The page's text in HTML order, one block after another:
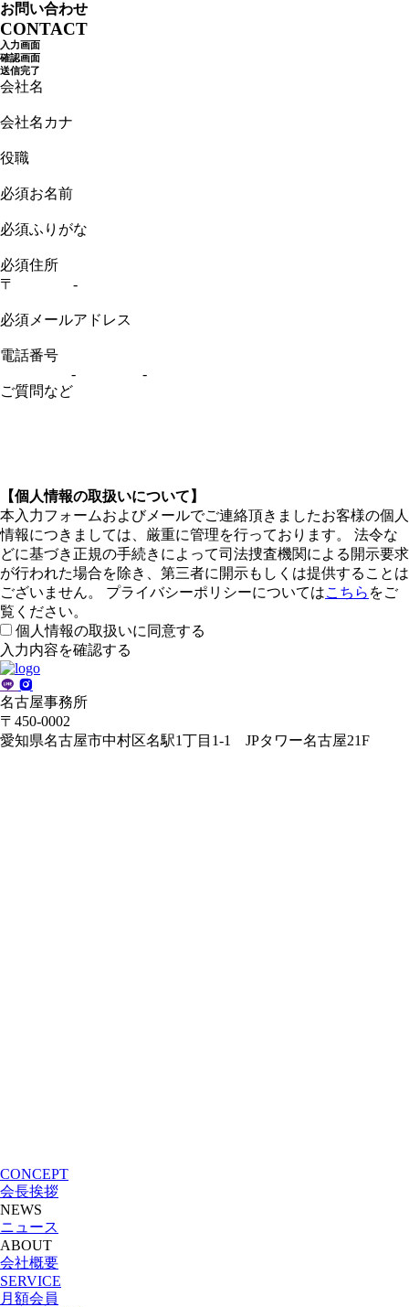
お問い合わせ
CONTACT
入力画面
確認画面
送信完了
会社名
会社名カナ
役職
必須お名前
必須ふりがな
必須住所
〒
-
必須 メールアドレス
電話番号
-
-
ご質問など
【個人情報の取扱いについて】
本入力フォームおよびメールでご連絡頂きましたお客様の個人
情報につきましては、厳重に管理を行っております。 法令な
どに基づき正規の手続きによって司法捜査機関による開示要求
が行われた場合を除き、第三者に開示もしくは提供することは
ございません。 プライバシーポリシーについてはこちら をご
覧ください。
個人情報の取扱いに同意する
名古屋事務所
〒450-0002
愛知県名古屋市中村区名駅1丁目1-1 JPタワー名古屋21F
CONCEPT
会長挨拶
NEWS
ニュース
ABOUT
会社概要
SERVICE
月額会員